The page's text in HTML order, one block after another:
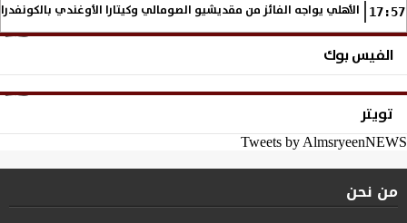
17:57 الأهلي يواجه الفائز من مقديشيو الصومالي وكيتارا الأوغندي
الفيس بوك
تويتر
Tweets by AlmsryeenNEWS
من نحن